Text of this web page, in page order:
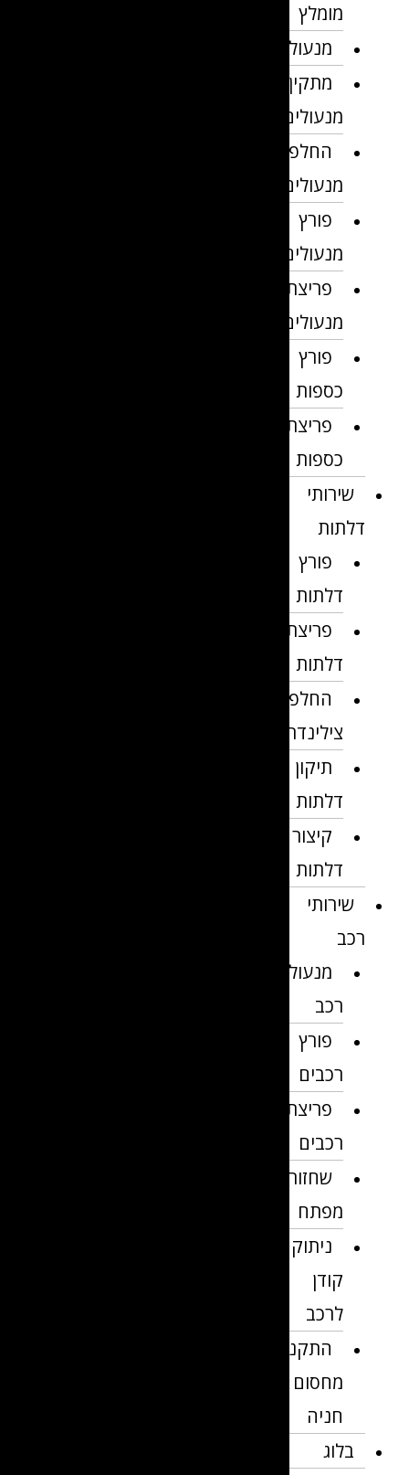
מומלץ
מנעולנים
מתקין
מנעולים
החלפת
מנעולים
פורץ
מנעולים
פריצת
מנעולים
פורץ
כספות
פריצת
כספות
שירותי
דלתות
פורץ
דלתות
פריצת
דלתות
החלפת
צילינדרים
תיקון
דלתות
קיצור
דלתות
שירותי
מנעולן
פורץ
רכבים
פריצת
רכבים
שחזור
מפתח
ניתוק
לרכב
התקנת
מחסום
חניה
בלוג